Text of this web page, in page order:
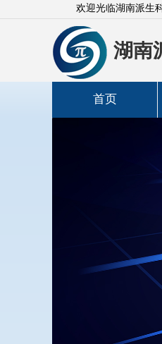
欢迎光临湖南派生
湖南
首页